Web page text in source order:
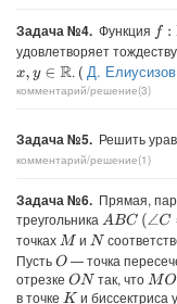
Задача №4. Функция f:R
удовлетворяет тождеству
x,y∈ R . ( Д. Елиусизов
комментарий/решение(3)
Задача №5. Решить
комментарий/решение(1)
Задача №6. Прямая,
треугольника ABC (∠C=
точкахM и N
ПустьO — точка
отрезке ON так, чтоMO+
в точке
и биссектриса